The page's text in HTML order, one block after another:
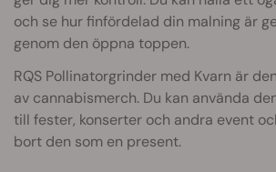
och se hur finfördelad din malning är
genom den öppna toppen.
RQS Pollinatorgrinder med Kvarn är
av cannabismerch. Du kan använda
till fester, konserter och andra event
bort den som en present.